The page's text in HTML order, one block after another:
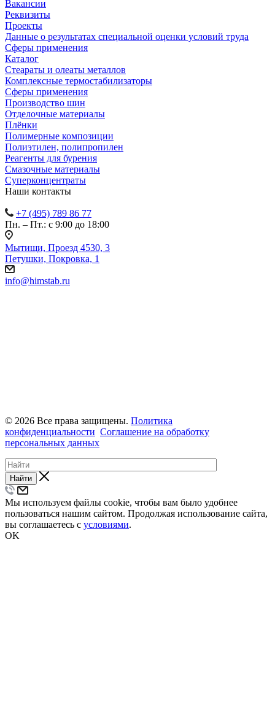
Вакансии
Реквизиты
Проекты
Данные о результатах специальной оценки условий труда
Сферы применения
Каталог
Стеараты и олеаты металлов
Комплексные термостабилизаторы
Сферы применения
Производство шин
Отделочные материалы
Плёнки
Полимерные композиции
Полиэтилен, полипропилен
Реагенты для бурения
Смазочные материалы
Суперконцентраты
Наши контакты
+7 (495) 789 86 77
Пн. – Пт.: с 9:00 до 18:00
Мытищи, Проезд 4530, 3
Петушки, Покровка, 1
info@himstab.ru
© 2026 Все права защищены. Политика
конфиденциальности Соглашение на обработку
персональных данных
Найти
Мы используем файлы cookie, чтобы вам было удобнее
пользоваться нашим сайтом. Продолжая использование сайта,
вы соглашаетесь с условиями.
OK